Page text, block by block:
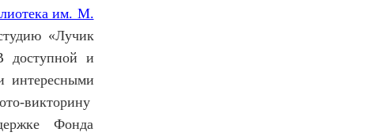
им. М.
«Лучик
доступной и
интересными
викторину
Фонда